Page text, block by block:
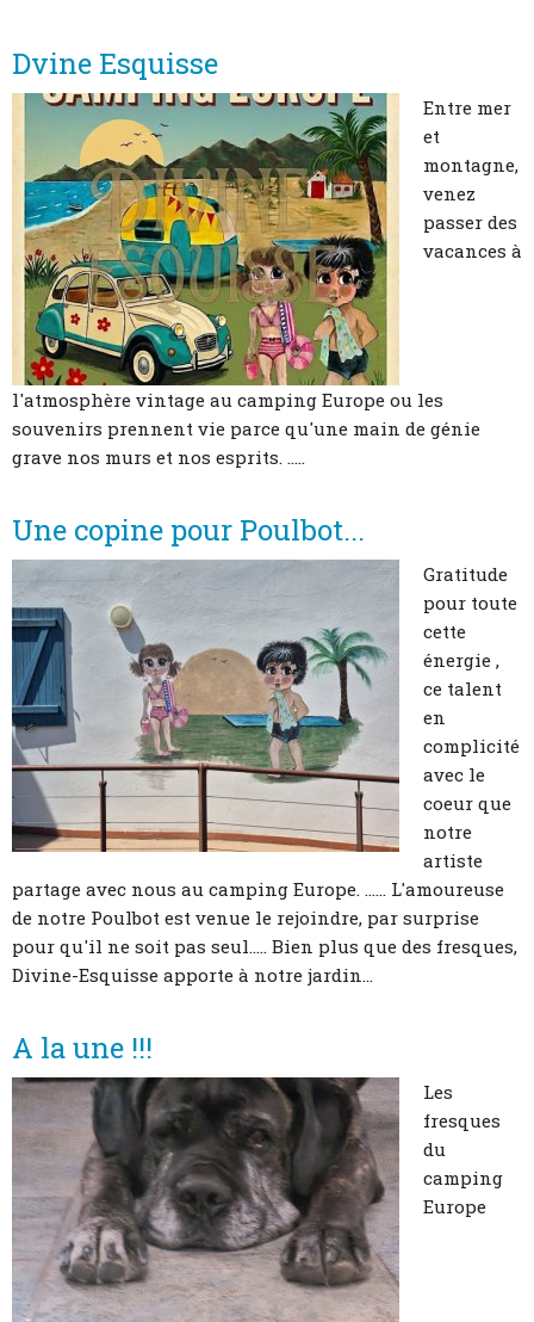
Dvine Esquisse
Entre mer
et
montagne,
venez
passer des
vacances à
l'atmosphère vintage au camping Europe ou les
souvenirs prennent vie parce qu'une main de génie
grave nos murs et nos esprits. .....
Une copine pour Poulbot...
Gratitude
pour toute
cette
énergie ,
ce talent
en
complicité
avec le
coeur que
notre
artiste
partage avec nous au camping Europe. ...... L'amoureuse
de notre Poulbot est venue le rejoindre, par surprise
pour qu'il ne soit pas seul..... Bien plus que des fresques,
Divine-Esquisse apporte à notre jardin...
A la une !!!
Les
fresques
du
camping
Europe